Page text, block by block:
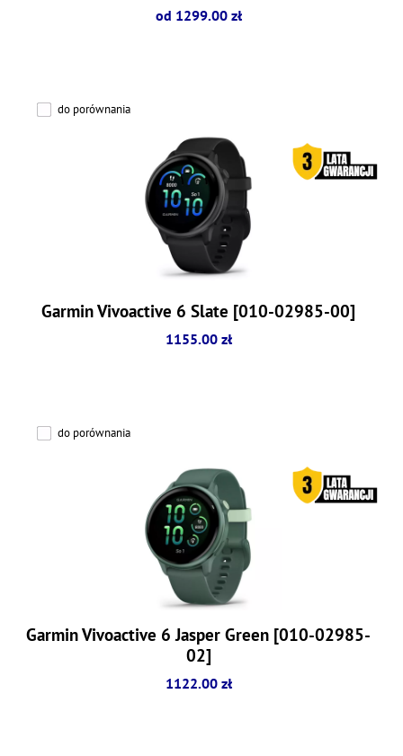
od 1299.00 zł
do porównania
Garmin Vivoactive 6 Slate [010-02985-00]
1155.00 zł
do porównania
Garmin Vivoactive 6 Jasper Green [010-02985-
02]
1122.00 zł